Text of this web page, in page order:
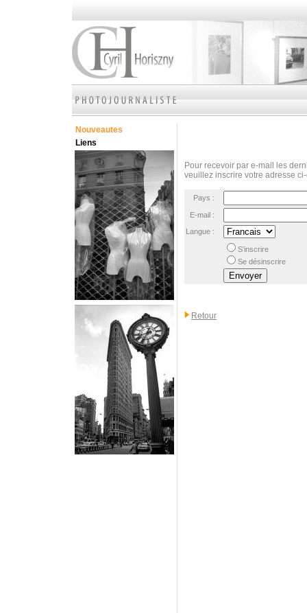
Nouveautes
Liens
Pour recevoir par e-mail les
veuillez inscrire votre adresse
Pays :
E-mail :
Langue :
S’inscrire
Se désinscrire
Retour